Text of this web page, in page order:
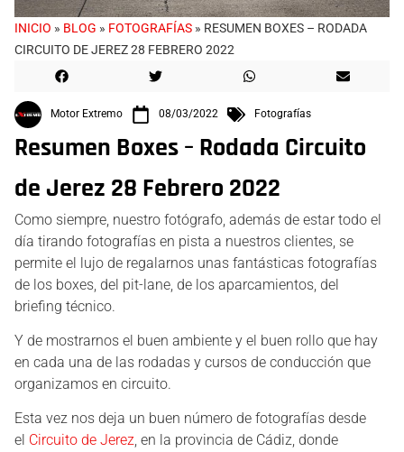
INICIO » BLOG » FOTOGRAFÍAS » RESUMEN BOXES – RODADA
CIRCUITO DE JEREZ 28 FEBRERO 2022
Motor Extremo 08/03/2022 Fotografías
Resumen Boxes – Rodada Circuito
de Jerez 28 Febrero 2022
Como siempre, nuestro fotógrafo, además de estar todo el
día tirando fotografías en pista a nuestros clientes, se
permite el lujo de regalarnos unas fantásticas fotografías
de los boxes, del pit-lane, de los aparcamientos, del
briefing técnico.
Y de mostrarnos el buen ambiente y el buen rollo que hay
en cada una de las rodadas y cursos de conducción que
organizamos en circuito.
Esta vez nos deja un buen número de fotografías desde
el Circuito de Jerez, en la provincia de Cádiz, donde